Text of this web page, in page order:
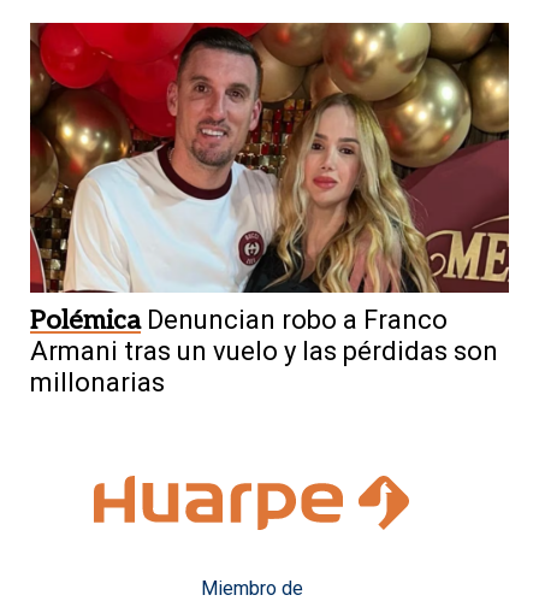
Polémica Denuncian robo a Franco
Armani tras un vuelo y las pérdidas son
millonarias
Miembro de